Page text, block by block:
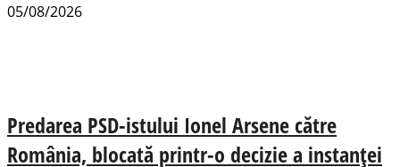
05/08/2026
Predarea PSD-istului Ionel Arsene către
România, blocată printr-o decizie a instanței